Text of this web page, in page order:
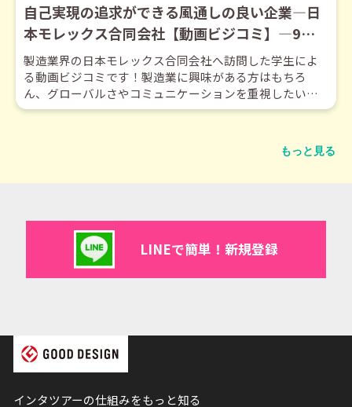
自己実現の追求ができる風通しの良い企業―日
本モレックス合同会社【動画ビジコミ】―9月
訪問
製造業界の日本モレックス合同会社へ訪問した学生によ
る動画ビジコミです！製造業に興味がある方はもちろ
ん、グローバルさやコミュニケーションを重視したい方
は必見です！
もっと見る
LINEで簡単！新規登録
インタツアーの仕組みをもっと知る